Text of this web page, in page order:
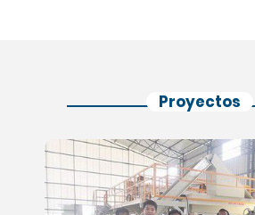
Proyectos